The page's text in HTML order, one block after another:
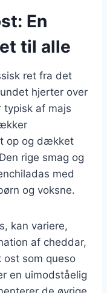
En
til alle
ret fra det
hjerter over
typisk af majs
op og dækket
rige smag og
med
og voksne.
kan variere,
af cheddar,
ost som queso
en uimodståelig